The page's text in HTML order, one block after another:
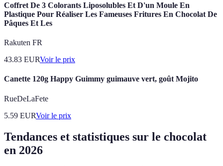
Coffret De 3 Colorants Liposolubles Et D'un Moule En
Plastique Pour Réaliser Les Fameuses Fritures En Chocolat De
Pâques Et Les
Rakuten FR
43.83 EURVoir le prix
Canette 120g Happy Guimmy guimauve vert, goût Mojito
RueDeLaFete
5.59 EURVoir le prix
Tendances et statistiques sur le chocolat
en 2026